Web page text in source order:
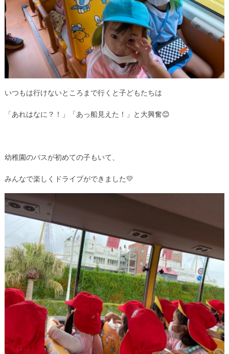
いつもは行けないところまで行くと子どもたちは
「あれはなに？！」「あっ船見えた！」と大興奮😊
幼稚園のバスが初めての子もいて、
みんなで楽しくドライブができました💛